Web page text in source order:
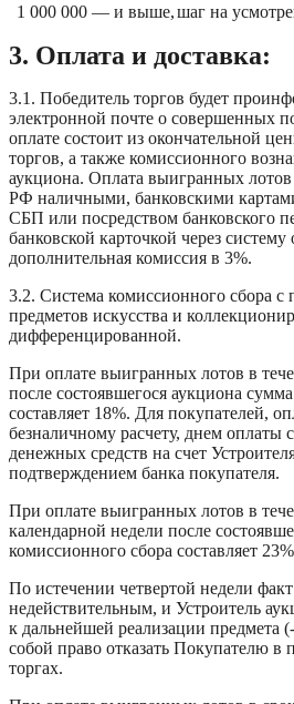
1 000 000 — и выше,шаг на
3. Оплата и доставка:
3.1. Победитель торгов будет
электронной почте о совершенных
оплате состоит из окончательной
торгов, а также комиссионного
аукциона. Оплата выигранных лотов
РФ наличными, банковскими
СБП или посредством банковского
банковской карточкой через
дополнительная комиссия в 3%.
3.2. Система комиссионного сбора с
предметов искусства и
дифференцированной.
При оплате выигранных лотов в
после состоявшегося аукциона
составляет 18%. Для покупателей,
безналичному расчету, днем оплаты
денежных средств на счет
подтверждением банка покупателя.
При оплате выигранных лотов в
календарной недели после
комиссионного сбора составляет
По истечении четвертой недели
недействительным, и Устроитель
к дальнейшей реализации предмета
собой право отказать Покупателю в
торгах.